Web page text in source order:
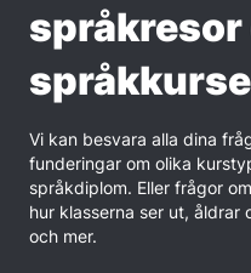
språkresor
Vi kan besvara alla dina
funderingar om olika
språkdiplom. Eller frågor
hur klasserna ser ut, åldrar
och mer.